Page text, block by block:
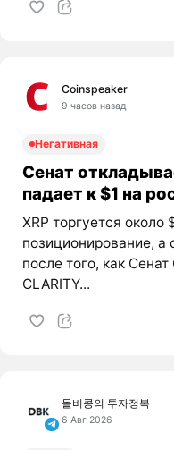
Coinspeaker
9 часов назад
Негативная
Сенат
падает к $1 на
XRP торгуется около
позиционирование, а
после того, как
CLARITY...
돌비콩의 투자정복
6 Авг 2026